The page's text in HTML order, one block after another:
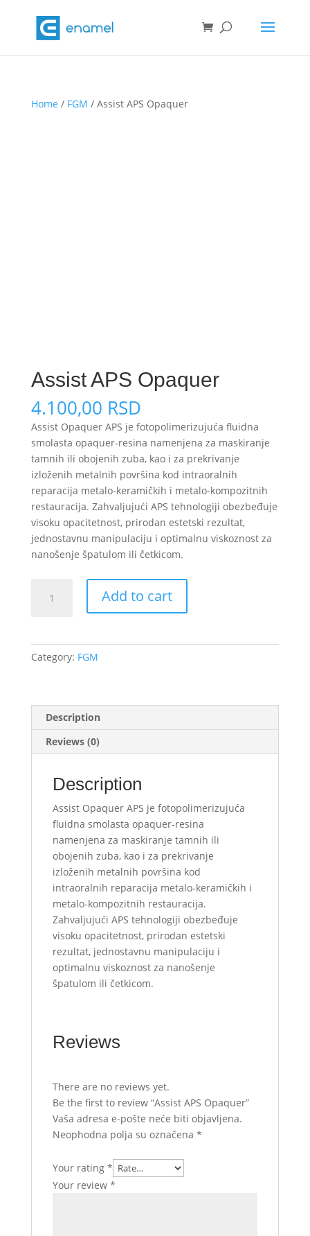
Home / FGM / Assist APS Opaquer
Assist APS Opaquer
4.100,00 RSD
Assist Opaquer APS je fotopolimerizujuća fluidna
smolasta opaquer‑resina namenjena za maskiranje
tamnih ili obojenih zuba, kao i za prekrivanje
izloženih metalnih površina kod intraoralnih
reparacija metalo‑keramičkih i metalo-kompozitnih
restauracija. Zahvaljujući APS tehnologiji obezbeđuje
visoku opacitetnost, prirodan estetski rezultat,
jednostavnu manipulaciju i optimalnu viskoznost za
nanošenje špatulom ili četkicom.
Add to cart
Category: FGM
Description
Reviews (0)
Description
Assist Opaquer APS je fotopolimerizujuća
fluidna smolasta opaquer‑resina
namenjena za maskiranje tamnih ili
obojenih zuba, kao i za prekrivanje
izloženih metalnih površina kod
intraoralnih reparacija metalo‑keramičkih i
metalo-kompozitnih restauracija.
Zahvaljujući APS tehnologiji obezbeđuje
visoku opacitetnost, prirodan estetski
rezultat, jednostavnu manipulaciju i
optimalnu viskoznost za nanošenje
špatulom ili četkicom.
Reviews
There are no reviews yet.
Be the first to review “Assist APS Opaquer”
Vaša adresa e-pošte neće biti objavljena.
Neophodna polja su označena *
Your rating *
Your review *